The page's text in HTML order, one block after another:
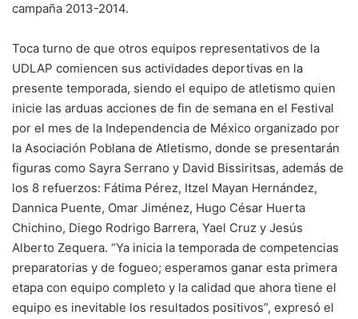
campaña 2013-2014.
Toca turno de que otros equipos representativos de la
UDLAP comiencen sus actividades deportivas en la
presente temporada, siendo el equipo de atletismo quien
inicie las arduas acciones de fin de semana en el Festival
por el mes de la Independencia de México organizado por
la Asociación Poblana de Atletismo, donde se presentarán
figuras como Sayra Serrano y David Bissiritsas, además de
los 8 refuerzos: Fátima Pérez, Itzel Mayan Hernández,
Dannica Puente, Omar Jiménez, Hugo César Huerta
Chichino, Diego Rodrigo Barrera, Yael Cruz y Jesús
Alberto Zequera. “Ya inicia la temporada de competencias
preparatorias y de fogueo; esperamos ganar esta primera
etapa con equipo completo y la calidad que ahora tiene el
equipo es inevitable los resultados positivos”, expresó el